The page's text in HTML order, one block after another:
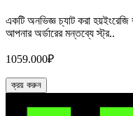
একটি অনভিজ্ঞ চ্যাট করা
আপনার অর্ডারের মন্তব্যে স্ট্র..
1059.000₽
ক্রয় করুন